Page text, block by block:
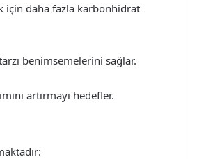
için daha fazla karbonhidrat
benimsemelerini sağlar.
artırmayı hedefler.